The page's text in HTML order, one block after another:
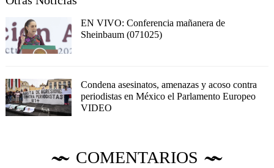
EN VIVO: Conferencia mañanera de
Sheinbaum (071025)
Condena asesinatos, amenazas y acoso contra
periodistas en México el Parlamento Europeo
VIDEO
COMENTARIOS